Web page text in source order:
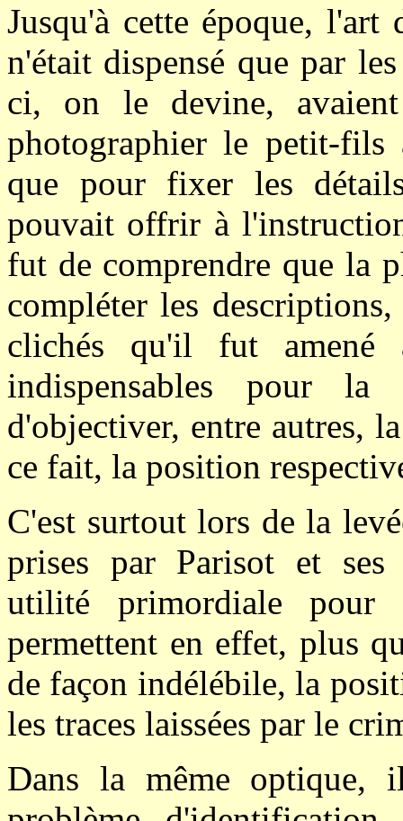
Jusqu'à cette époque,
n'était dispensé que par
ci, on le devine,
photographier le petit-fils
que pour fixer les
pouvait offrir à
fut de comprendre que la
compléter les
clichés qu'il fut amené
indispensables pour la
d'objectiver, entre autres,
ce fait, la position
C'est surtout lors de la
prises par Parisot et ses
utilité primordiale
permettent en effet, plus
de façon indélébile, la
les traces laissées par le
Dans la même optique,